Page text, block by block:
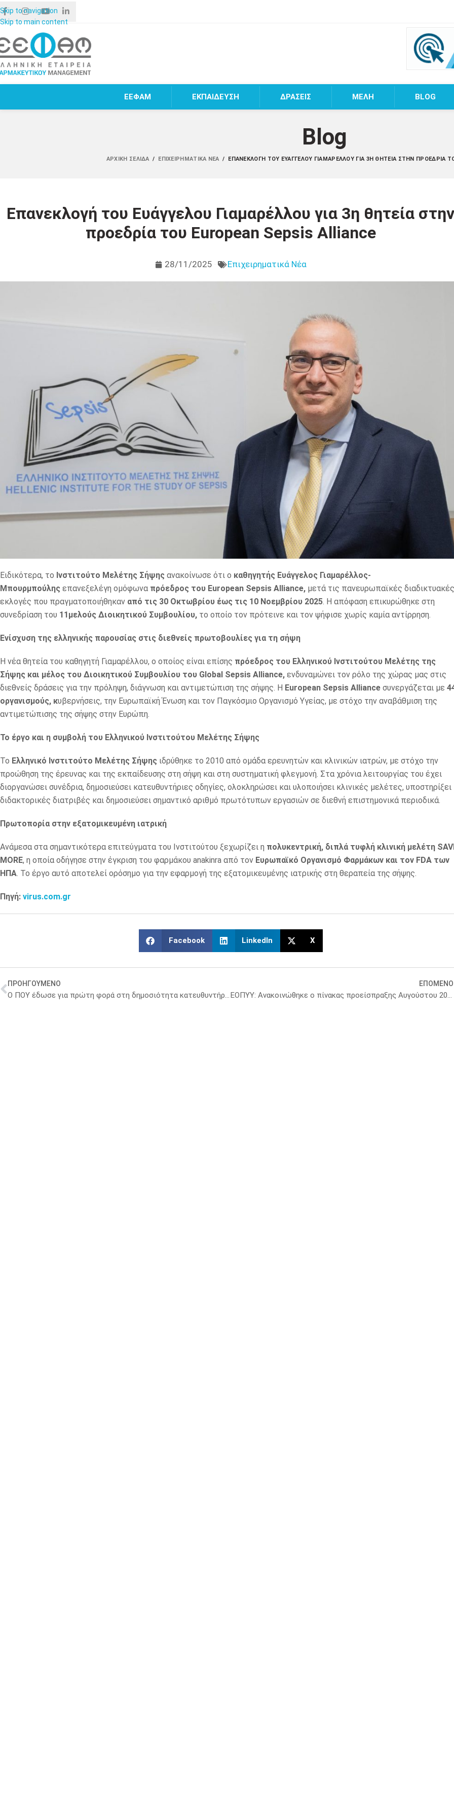
Skip to navigation
Skip to main content
ΕΕΦΑΜ ΕΚΠΑΙΔΕΥΣΗ ΔΡΑΣΕΙΣ MEΛΗ BLOG
Blog
ΑΡΧΙΚΉ ΣΕΛΊΔΑ / ΕΠΙΧΕΙΡΗΜΑΤΙΚΆ ΝΈΑ / ΕΠΑΝΕΚΛΟΓΉ ΤΟΥ ΕΥΆΓΓΕΛΟΥ ΓΙΑΜΑΡΈΛΛΟΥ ΓΙΑ 3Η ΘΗΤΕΊΑ ΣΤΗΝ ΠΡΟΕΔΡΊΑ ΤΟΥ
Επανεκλογή του Ευάγγελου Γιαμαρέλλου για 3η θητεία
προεδρία του European Sepsis Alliance
28/11/2025 Επιχειρηματικά Νέα
Ειδικότερα, το Ινστιτούτο Μελέτης Σήψης ανακοίνωσε ότι ο καθηγητής Ευάγγελος Γιαμαρέλλος-
Μπουρμπούλης επανεξελέγη ομόφωνα πρόεδρος του European Sepsis Alliance, μετά τις πανευρωπαϊκές διαδικτυακές
εκλογές που πραγματοποιήθηκαν από τις 30 Οκτωβρίου έως τις 10 Νοεμβρίου 2025 . Η απόφαση επικυρώθηκε στη
συνεδρίαση του 11μελούς Διοικητικού Συμβουλίου, το οποίο τον πρότεινε και τον ψήφισε χωρίς καμία αντίρρηση.
Ενίσχυση της ελληνικής παρουσίας στις διεθνείς πρωτοβουλίες για τη σήψη
Η νέα θητεία του καθηγητή Γιαμαρέλλου, ο οποίος είναι επίσης πρόεδρος του Ελληνικού Ινστιτούτου Μελέτης της
Σήψης και μέλος του Διοικητικού Συμβουλίου του Global Sepsis Alliance, ενδυναμώνει τον ρόλο της χώρας μας στις
διεθνείς δράσεις για την πρόληψη, διάγνωση και αντιμετώπιση της σήψης. Η European Sepsis Alliance συνεργάζεται με
οργανισμούς, κυβερνήσεις, την Ευρωπαϊκή Ένωση και τον Παγκόσμιο Οργανισμό Υγείας, με στόχο την αναβάθμιση της
αντιμετώπισης της σήψης στην Ευρώπη.
Το έργο και η συμβολή του Ελληνικού Ινστιτούτου Μελέτης Σήψης
Το Ελληνικό Ινστιτούτο Μελέτης Σήψης ιδρύθηκε το 2010 από ομάδα ερευνητών και κλινικών ιατρών, με στόχο την
προώθηση της έρευνας και της εκπαίδευσης στη σήψη και στη συστηματική φλεγμονή. Στα χρόνια λειτουργίας του έχει
διοργανώσει συνέδρια, δημοσιεύσει κατευθυντήριες οδηγίες, ολοκληρώσει και υλοποιήσει κλινικές μελέτες, υποστηρίξει
διδακτορικές διατριβές και δημοσιεύσει σημαντικό αριθμό πρωτότυπων εργασιών σε διεθνή επιστημονικά περιοδικά.
Πρωτοπορία στην εξατομικευμένη ιατρική
Ανάμεσα στα σημαντικότερα επιτεύγματα του Ινστιτούτου ξεχωρίζει η πολυκεντρική, διπλά τυφλή κλινική μελέτη
MORE, η οποία οδήγησε στην έγκριση του φαρμάκου anakinra από τον Ευρωπαϊκό Οργανισμό Φαρμάκων και τον FDA των
ΗΠΑ . Το έργο αυτό αποτελεί ορόσημο για την εφαρμογή της εξατομικευμένης ιατρικής στη θεραπεία της σήψης.
Πηγή: virus.com.gr
Facebook LinkedIn X
ΠΡΟΗΓΟΥΜΕΝΟ ΕΠΟΜΕΝΟ